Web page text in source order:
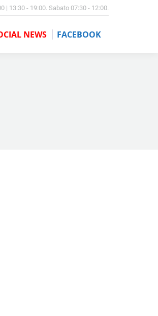
| 13:30 - 19:00. Sabato 07:30 - 12:00.
NEWS FACEBOOK
NEWS FACEBOOK